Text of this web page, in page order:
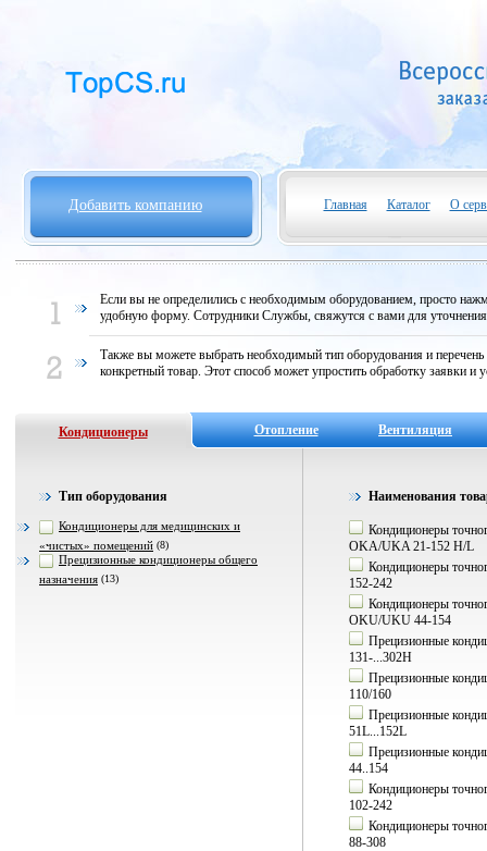
Добавить компанию Главная Каталог О
Если вы не определились с необходимым оборудованием, просто
удобную форму. Сотрудники Службы, свяжутся с вами для
Также вы можете выбрать необходимый тип оборудования и
конкретный товар. Этот способ может упростить обработку заявки и
Кондиционеры Отопление Вентиляция
Тип оборудования
Кондиционеры для медицинских и
«чистых» помещений (8)
Прецизионные кондиционеры общего
назначения (13)
Наименования
Кондиционеры
OKA/UKA 21-152 H/L
Кондиционеры
152-242
Кондиционеры
OKU/UKU 44-154
Прецизионные
131-...302H
Прецизионные
110/160
Прецизионные
51L...152L
Прецизионные
44..154
Кондиционеры
102-242
Кондиционеры
88-308